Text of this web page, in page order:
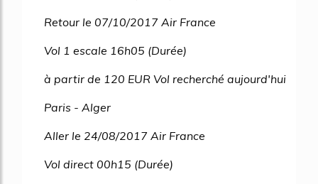
Retour le 07/10/2017 Air France
Vol 1 escale 16h05 (Durée)
à partir de 120 EUR Vol recherché aujourd'hui
Paris - Alger
Aller le 24/08/2017 Air France
Vol direct 00h15 (Durée)